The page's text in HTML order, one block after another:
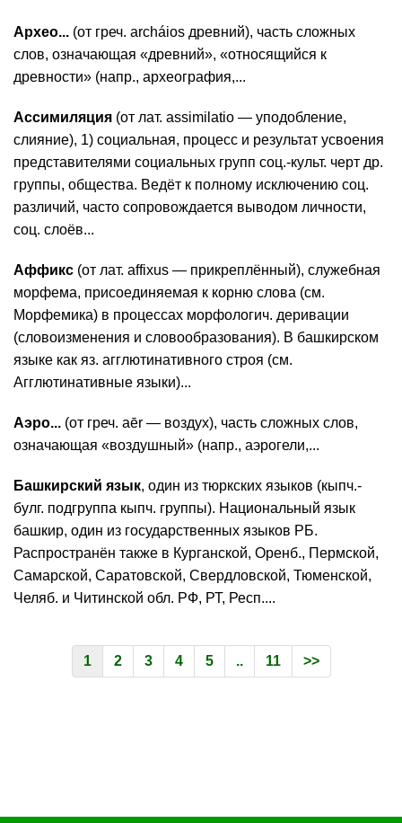
Архео... (от греч. archáios древний), часть сложных
слов, означающая «древний», «относящийся к
древности» (напр., археография,...
Ассимиляция (от лат. assimilatio — уподобление,
слияние), 1) социальная, процесс и результат усвоения
представителями социальных групп соц.-культ. черт др.
группы, общества. Ведёт к полному исключению соц.
различий, часто сопровождается выводом личности,
соц. слоёв...
Аффикс (от лат. affixus — прикреплённый), служебная
морфема, присоединяемая к корню слова (см.
Морфемика) в процессах морфологич. деривации
(словоизменения и словообразования). В башкирском
языке как яз. агглютинативного строя (см.
Агглютинативные языки)...
Аэро... (от греч. aēr — воздух), часть сложных слов,
означающая «воздушный» (напр., аэрогели,...
Башкирский язык, один из тюркских языков (кыпч.-
булг. подгруппа кыпч. группы). Национальный язык
башкир, один из государственных языков РБ.
Распространён также в Курганской, Оренб., Пермской,
Самарской, Саратовской, Свердловской, Тюменской,
Челяб. и Читинской обл. РФ, РТ, Респ....
1 2 3 4 5 .. 11 >>